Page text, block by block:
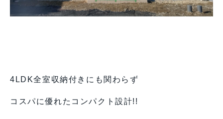
4LDK全室収納付きにも関わらず
コスパに優れたコンパクト設計!!